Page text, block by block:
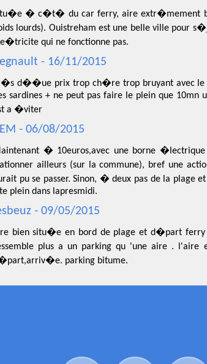
� c�t� du car ferry, aire extr�mement
lourds). Ouistreham est une belle ville pour
qui ne fonctionne pas.
- 16/11/2015
d��ue prix trop ch�re trop bruyant avec le
sardines + ne peut pas faire le plein que 10mn
a �viter
- 06/08/2015
� 10euros,avec une borne
ailleurs (sur la commune), bref une
pu se passer. Sinon, � deux pas de la plage
plein dans lapresmidi.
- 09/05/2015
bien situ�e en bord de plage et d�part
plus a un parking qu 'une aire .
parking bitume.